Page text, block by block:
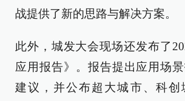
战提供了新的思路与解决方案。
此外，城发大会现场还发布了
应用报告》。报告提出应用场
建议，并公布超大城市、科创